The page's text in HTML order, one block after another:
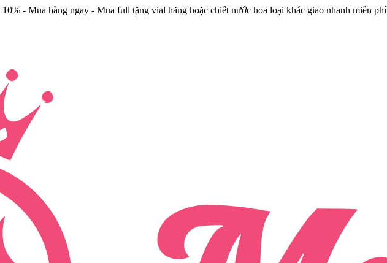
- Mua hàng ngay - Mua full tặng vial hãng hoặc chiết nước hoa loại khác giao nhanh miễn phí